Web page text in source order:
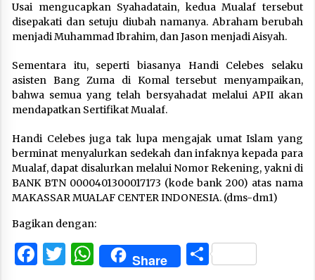
Usai mengucapkan Syahadatain, kedua Mualaf tersebut
disepakati dan setuju diubah namanya. Abraham berubah
menjadi Muhammad Ibrahim, dan Jason menjadi Aisyah.
Sementara itu, seperti biasanya Handi Celebes selaku
asisten Bang Zuma di Komal tersebut menyampaikan,
bahwa semua yang telah bersyahadat melalui APII akan
mendapatkan Sertifikat Mualaf.
Handi Celebes juga tak lupa mengajak umat Islam yang
berminat menyalurkan sedekah dan infaknya kepada para
Mualaf, dapat disalurkan melalui Nomor Rekening, yakni di
BANK BTN 0000401300017173 (kode bank 200) atas nama
MAKASSAR MUALAF CENTER INDONESIA. (dms-dm1)
Bagikan dengan:
Facebook
Twitter
WhatsApp
Share Share